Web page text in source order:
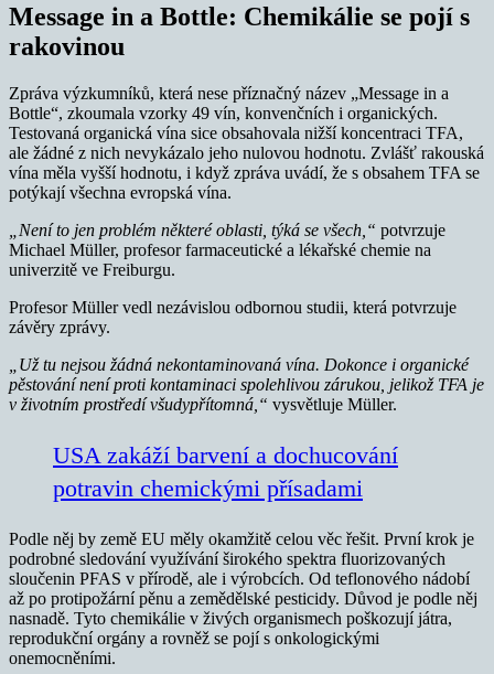
Message in a Bottle: Chemikálie se pojí s
rakovinou
Zpráva výzkumníků, která nese příznačný název „Message in a
Bottle“, zkoumala vzorky 49 vín, konvenčních i organických.
Testovaná organická vína sice obsahovala nižší koncentraci TFA,
ale žádné z nich nevykázalo jeho nulovou hodnotu. Zvlášť rakouská
vína měla vyšší hodnotu, i když zpráva uvádí, že s obsahem TFA se
potýkají všechna evropská vína.
„Není to jen problém některé oblasti, týká se všech,“ potvrzuje
Michael Müller, profesor farmaceutické a lékařské chemie na
univerzitě ve Freiburgu.
Profesor Müller vedl nezávislou odbornou studii, která potvrzuje
závěry zprávy.
„Už tu nejsou žádná nekontaminovaná vína. Dokonce i organické
pěstování není proti kontaminaci spolehlivou zárukou, jelikož TFA je
v životním prostředí všudypřítomná,“ vysvětluje Müller.
USA zakáží barvení a dochucování
potravin chemickými přísadami
Podle něj by země EU měly okamžitě celou věc řešit. První krok je
podrobné sledování využívání širokého spektra fluorizovaných
sloučenin PFAS v přírodě, ale i výrobcích. Od teflonového nádobí
až po protipožární pěnu a zemědělské pesticidy. Důvod je podle něj
nasnadě. Tyto chemikálie v živých organismech poškozují játra,
reprodukční orgány a rovněž se pojí s onkologickými
onemocněními.